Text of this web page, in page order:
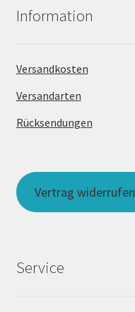
Information
Versandkosten
Versandarten
Rücksendungen
Vertrag widerrufen
Service